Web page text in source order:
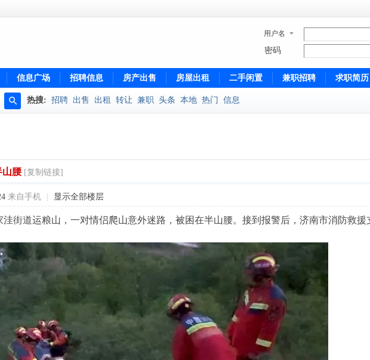
用户名
密码
信息广场 招聘信息 房产出售 房屋出租 二手闲置 兼职招聘 求职简历
热搜: 招聘 出售 出租 转让 兼职 头条 本地 热门 信息
山腰 [复制链接]
来自手机 显示全部楼层
街道运粮山，一对情侣爬山意外迷路，被困在半山腰。接到报警后，济南市消防救